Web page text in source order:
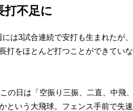
不足に
は3試合連続で安打も生まれたが、
打をほとんど打つことができていな
日は「空振り三振、二直、中飛、
という大飛球。フェンス手前で失速